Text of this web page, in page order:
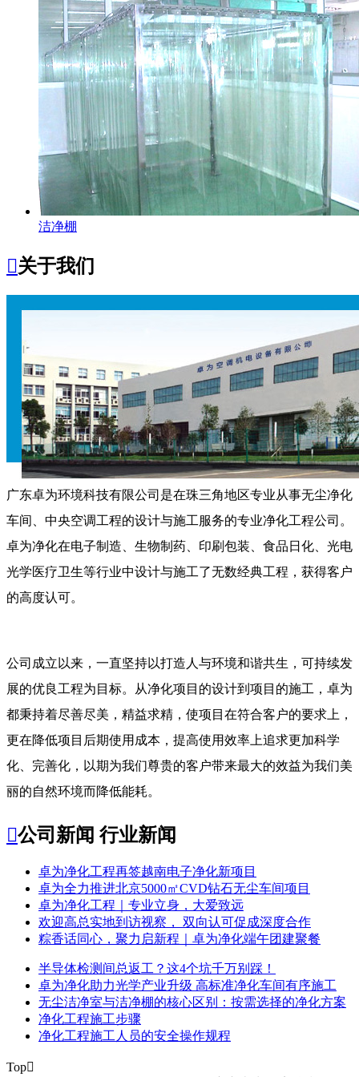
洁净棚
关于我们
广东卓为环境科技有限公司是在珠三角地区专业从事无尘净化
车间、中央空调工程的设计与施工服务的专业净化工程公司。
卓为净化在电子制造、生物制药、印刷包装、食品日化、光电
光学医疗卫生等行业中设计与施工了无数经典工程，获得客户
的高度认可。
公司成立以来，一直坚持以打造人与环境和谐共生，可持续发
展的优良工程为目标。从净化项目的设计到项目的施工，卓为
都秉持着尽善尽美，精益求精，使项目在符合客户的要求上，
更在降低项目后期使用成本，提高使用效率上追求更加科学
化、完善化，以期为我们尊贵的客户带来最大的效益为我们美
丽的自然环境而降低能耗。
公司新闻 行业新闻
​卓为净化工程再签越南电子净化新项目
卓为全力推进北京5000㎡CVD钻石无尘车间项目
卓为净化工程｜专业立身，大爱致远
欢迎高总实地到访视察， 双向认可促成深度合作
粽香话同心，聚力启新程｜卓为净化端午团建聚餐
半导体检测间总返工？这4个坑千万别踩！
卓为净化助力光学产业升级 高标准净化车间有序施工
无尘洁净室与洁净棚的核心区别：按需选择的净化方案
净化工程施工步骤
净化工程施工人员的安全操作规程
Top